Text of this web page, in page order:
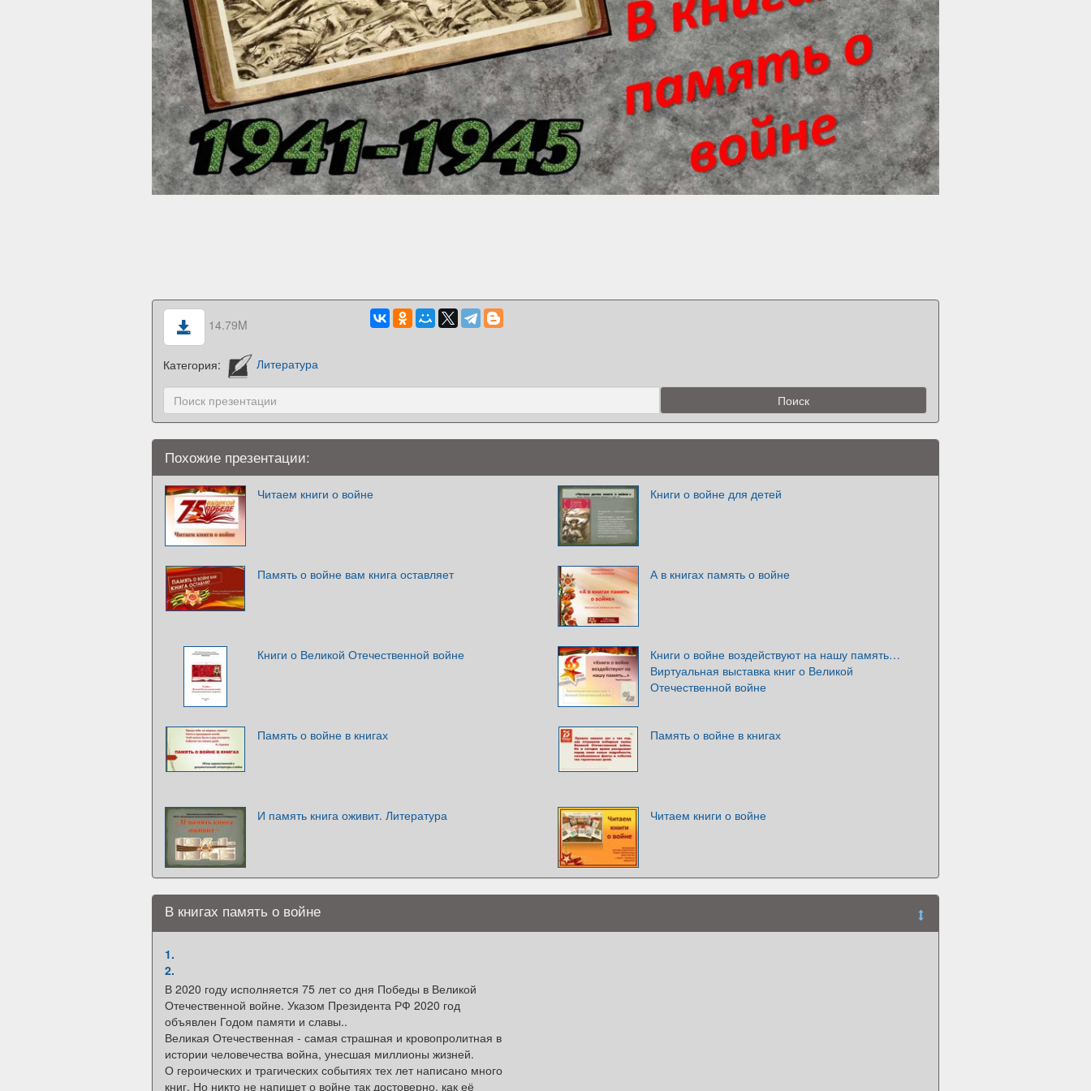
14.79M
Категория: Литература
Похожие презентации:
Читаем книги о войне Книги о войне для детей
Память о войне вам книга оставляет А в книгах память о войне
Книги о Великой Отечественной войне
Книги о войне воздействуют на нашу память…
Виртуальная выставка книг о Великой
Отечественной войне
Память о войне в книгах Память о войне в книгах
И память книга оживит. Литература Читаем книги о войне
В книгах память о войне
1.
2.
В 2020 году исполняется 75 лет со дня Победы в Великой
Отечественной войне. Указом Президента РФ 2020 год
объявлен Годом памяти и славы..
Великая Отечественная - самая страшная и кровопролитная в
истории человечества война, унесшая миллионы жизней.
О героических и трагических событиях тех лет написано много
книг. Но никто не напишет о войне так достоверно, как её